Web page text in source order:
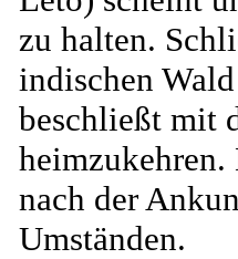
zu halten.
indischen
beschließt mit
nach der
Umständen.